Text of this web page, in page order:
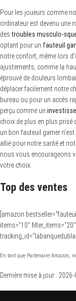
Pour les joueurs comme
ordinateur est devenu une
des troubles musculo-
optant pour un fauteuil
notre confort, même lors
ajustements, comme la
éprouvé de douleurs
déplacer facilement notre
bureau ou pour un accès
perçu comme un
choix de plus en plus prisé
un bon fauteuil gamer
allié pour notre santé et
nous vous encourageons
votre choix.
Top des ventes
[amazon
items=”10″
En tant que Partenaire Amazon,
Dernière mise à jour :